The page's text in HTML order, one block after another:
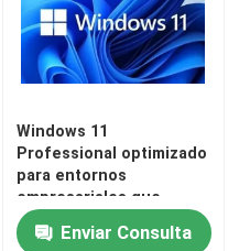
Windows 11
Professional optimizado
para entornos
empresariales que
proporciona
autenticación segura y
Enviar Consulta